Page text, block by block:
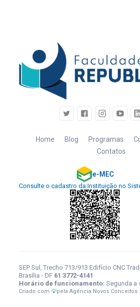
Home Blog Programas
Contatos
e-MEC
Consulte o cadastro da Instituição no
SEP Sul, Trecho 713/913 Edifício CNC
Brasília - DF 61 3772-4141
Horário de funcionamento: Segunda a
Criado com💡pelaAgência Novos Conceitos